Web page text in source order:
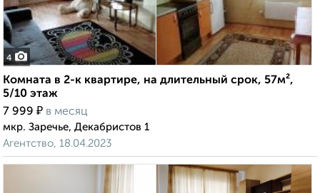
4
Комната в 2-к квартире, на длительный срок, 57м²,
5/10 этаж
7 999 ₽ в месяц
мкр. Заречье, Декабристов 1
Агентство, 18.04.2023